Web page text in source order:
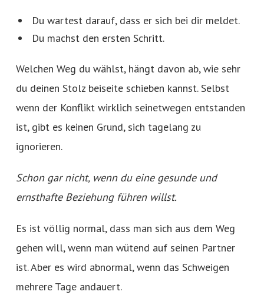
Du wartest darauf, dass er sich bei dir meldet.
Du machst den ersten Schritt.
Welchen Weg du wählst, hängt davon ab, wie sehr
du deinen Stolz beiseite schieben kannst. Selbst
wenn der Konflikt wirklich seinetwegen entstanden
ist, gibt es keinen Grund, sich tagelang zu
ignorieren.
Schon gar nicht, wenn du eine gesunde und
ernsthafte Beziehung führen willst.
Es ist völlig normal, dass man sich aus dem Weg
gehen will, wenn man wütend auf seinen Partner
ist. Aber es wird abnormal, wenn das Schweigen
mehrere Tage andauert.